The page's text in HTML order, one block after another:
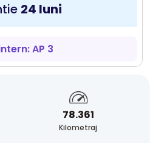
24 luni
AP 3
78.361
Kilometraj